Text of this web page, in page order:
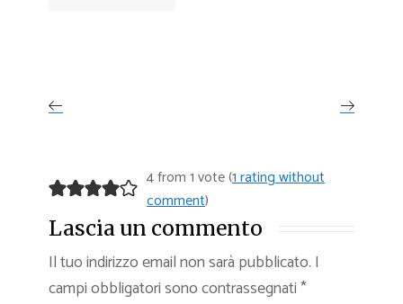
4 from 1 vote (1 rating without
comment)
Lascia un commento
Il tuo indirizzo email non sarà pubblicato. I
campi obbligatori sono contrassegnati*